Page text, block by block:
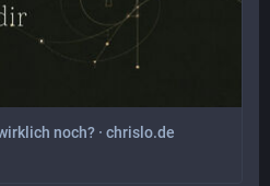
noch? · chrislo.de